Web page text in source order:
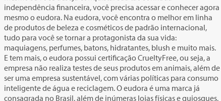
independência financeira, você precisa acessar e conhecer agora
mesmo o eudora. Na eudora, você encontra o melhor em linha
de produtos de beleza e cosméticos de padrão internacional,
tudo para você se tornar a protagonista da sua vida:
maquiagens, perfumes, batons, hidratantes, blush e muito mais.
E tem mais, o eudora possui certificação CrueltyFree, ou seja, a
empresa não realiza testes de seus produtos em animais, além de
ser uma empresa sustentável, com várias políticas para consumo
inteligente de água e reciclagem. O eudora é uma marca já
consagrada no Brasil, além de inúmeras lojas físicas e quiosques,